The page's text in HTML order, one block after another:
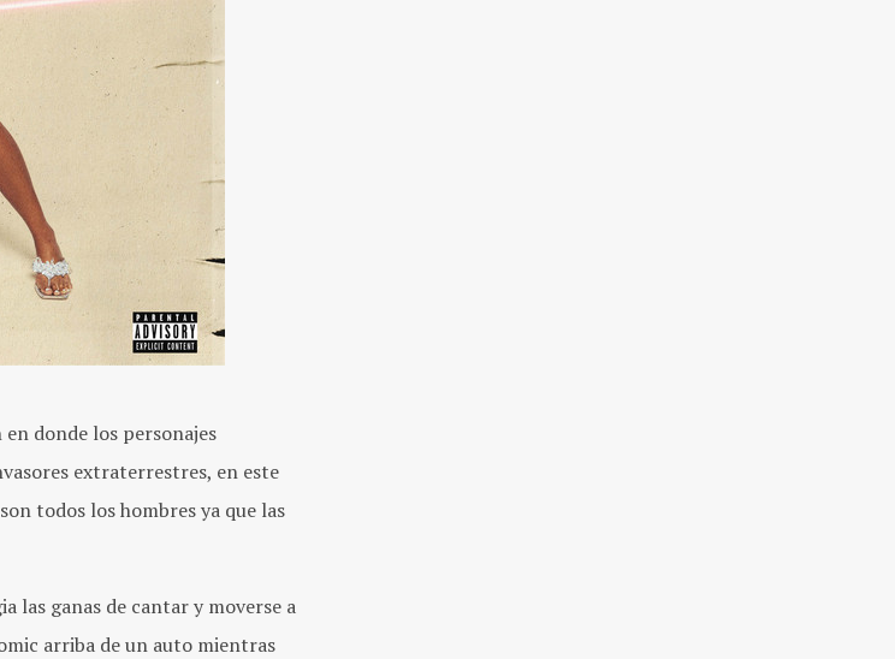
donde los personajes
extraterrestres, en este
todos los hombres ya que las
las ganas de cantar y moverse a
arriba de un auto mientras